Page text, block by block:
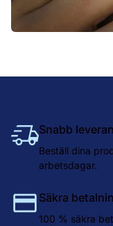
Snabb
Beställ dina
arbetsdagar.
Säkra
100 % säkra